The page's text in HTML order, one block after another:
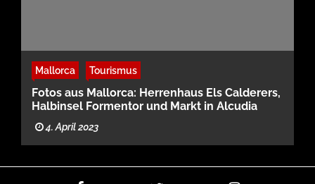
Mallorca Tourismus
Fotos aus Mallorca: Herrenhaus Els Calderers,
Halbinsel Formentor und Markt in Alcudia
4. April 2023